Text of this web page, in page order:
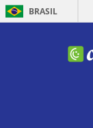
BRASIL